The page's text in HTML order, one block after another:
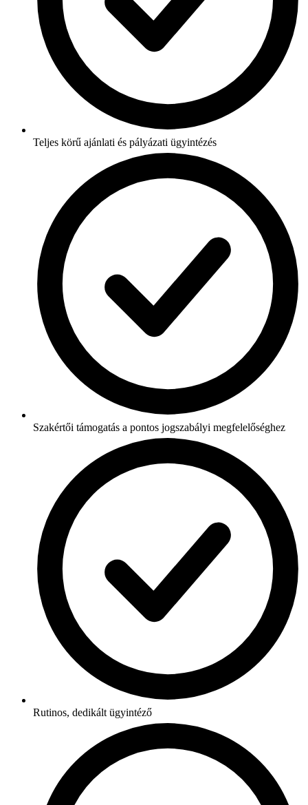
Teljes körű ajánlati és pályázati ügyintézés
Szakértői támogatás a pontos jogszabályi megfelelőséghez
Rutinos, dedikált ügyintéző